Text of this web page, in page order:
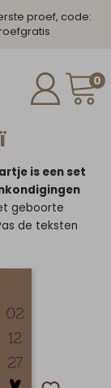
proef, code:
0
is een set
geboorte
de teksten